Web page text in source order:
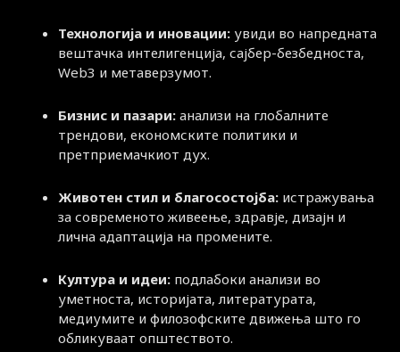
Технологија и иновации: увиди во напредната
вештачка интелигенција, сајбер-безбедноста,
Web3 и метаверзумот.
Бизнис и пазари: анализи на глобалните
трендови, економските политики и
претприемачкиот дух.
Животен стил и благосостојба: истражувања
за современото живеење, здравје, дизајн и
лична адаптација на промените.
Култура и идеи: подлабоки анализи во
уметноста, историјата, литературата,
медиумите и филозофските движења што го
обликуваат општеството.